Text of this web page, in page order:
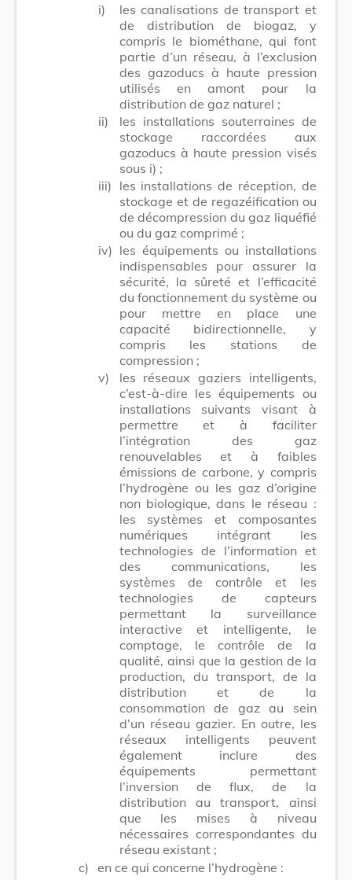
i)
les canalisations de transport et
de distribution de biogaz, y
compris le biométhane, qui font
partie d’un réseau, à l’exclusion
des gazoducs à haute pression
utilisés en amont pour la
distribution de gaz naturel ;
ii)
les installations souterraines de
stockage raccordées aux
gazoducs à haute pression visés
sous i) ;
iii) les installations de réception, de
stockage et de regazéification ou
de décompression du gaz liquéfié
ou du gaz comprimé ;
iv) les équipements ou installations
indispensables pour assurer la
sécurité, la sûreté et l’efficacité
du fonctionnement du système ou
pour mettre en place une
capacité bidirectionnelle, y
compris les stations de
compression ;
v)
les réseaux gaziers intelligents,
c’est-à-dire les équipements ou
installations suivants visant à
permettre et à faciliter
l’intégration des gaz
renouvelables et à faibles
émissions de carbone, y compris
l’hydrogène ou les gaz d’origine
non biologique, dans le réseau :
les systèmes et composantes
numériques intégrant les
technologies de l’information et
des communications, les
systèmes de contrôle et les
technologies de capteurs
permettant la surveillance
interactive et intelligente, le
comptage, le contrôle de la
qualité, ainsi que la gestion de la
production, du transport, de la
distribution et de la
consommation de gaz au sein
d’un réseau gazier. En outre, les
réseaux intelligents peuvent
également inclure des
équipements permettant
l’inversion de flux, de la
distribution au transport, ainsi
que les mises à niveau
nécessaires correspondantes du
réseau existant ;
c) en ce qui concerne l’hydrogène :